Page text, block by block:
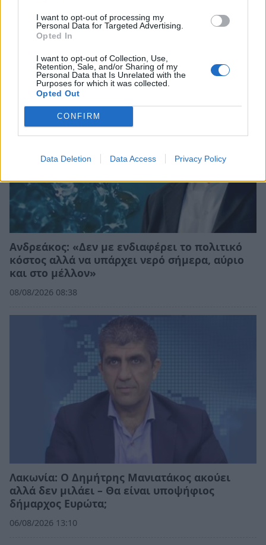
I want to opt-out of processing my
Personal Data for Targeted Advertising.
Opted In
I want to opt-out of Collection, Use,
Retention, Sale, and/or Sharing of my
Personal Data that Is Unrelated with the
Purposes for which it was collected.
Opted Out
CONFIRM
Data Deletion Data Access Privacy Policy
Σχετικά Άρθρα
Ανδρεάκος: «Δεν με ενδιαφέρει το πολιτικό
κόστος αλλά να υπάρχει νερό σήμερα, αύριο
και στο μέλλον»
08/08/2026 08:38
Λακωνία: Ο Δημήτρης Μανιατάκος ακούει
αλλά δεν μιλάει – Θα είναι υποψήφιος
δήμαρχος Ευρώτα;
06/08/2026 13:10